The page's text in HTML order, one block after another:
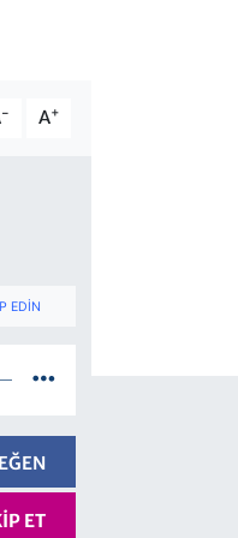
- A+
EDIN
ET